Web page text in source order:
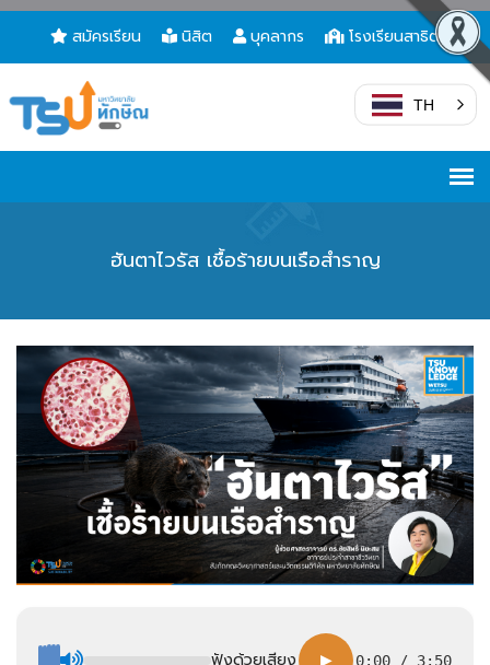
สมัครเรียน นิสิต บุคลากร โรงเรียนสาธิต
TH
ฮันตาไวรัส เชื้อร้ายบนเรือสำราญ
ฟังด้วยเสียง ▶ 0:00 / 3:50